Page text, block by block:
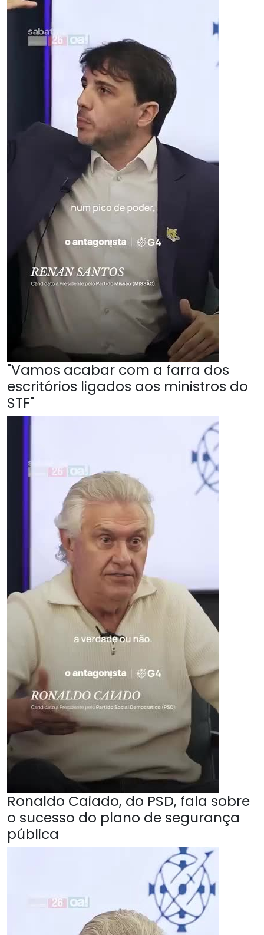
"Vamos acabar com a farra dos
escritórios ligados aos ministros do
STF"
Ronaldo Caiado, do PSD, fala sobre
o sucesso do plano de segurança
pública